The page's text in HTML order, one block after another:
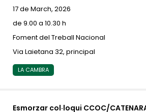
17 de March, 2026
de 9.00 a 10.30 h
Foment del Treball Nacional
Via Laietana 32, principal
LA CAMBRA
Esmorzar col·loqui CCOC/